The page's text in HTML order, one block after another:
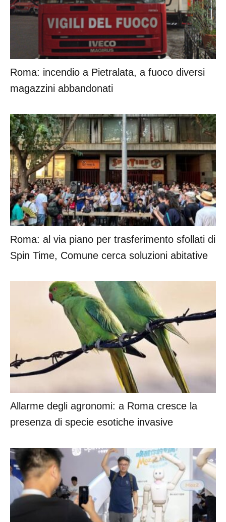
Roma: incendio a Pietralata, a fuoco diversi
magazzini abbandonati
Roma: al via piano per trasferimento sfollati di
Spin Time, Comune cerca soluzioni abitative
Allarme degli agronomi: a Roma cresce la
presenza di specie esotiche invasive